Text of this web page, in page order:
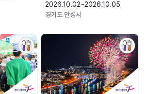
2026.10.02~2026.10.05
경기도 안성시